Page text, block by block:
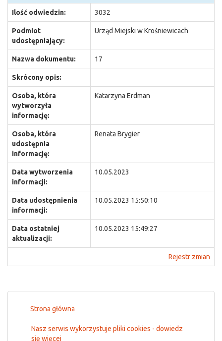
Ilość odwiedzin: 3032
Podmiot
udostępniający:
Urząd Miejski w Krośniewicach
Nazwa dokumentu: 17
Skrócony opis:
Osoba, która
wytworzyła
informację:
Katarzyna Erdman
Osoba, która
udostępnia
informację:
Renata Brygier
Data wytworzenia
informacji:
10.05.2023
Data udostępnienia
informacji:
10.05.2023 15:50:10
Data ostatniej
aktualizacji:
10.05.2023 15:49:27
Rejestr zmian
Strona główna
Nasz serwis wykorzystuje pliki cookies - dowiedz
się więcej